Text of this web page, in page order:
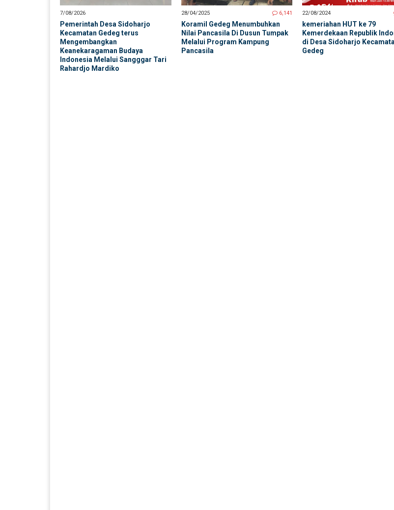
7/08/2026
Pemerintah Desa Sidoharjo
Kecamatan Gedeg terus
Mengembangkan
Keanekaragaman Budaya
Indonesia Melalui Sangggar Tari
Rahardjo Mardiko
28/04/2025 6,141
Koramil Gedeg Menumbuhkan
Nilai Pancasila Di Dusun Tumpak
Melalui Program Kampung
Pancasila
22/08/2024
kemeriahan HUT ke 79
Kemerdekaan Republik
di Desa Sidoharjo
Gedeg
Kasi Pelayanan
Khabibullah
Kasi Kesra
Sonhaji Dahlan
Kepala Dusun Losari Barat Kepala Dusun Losari